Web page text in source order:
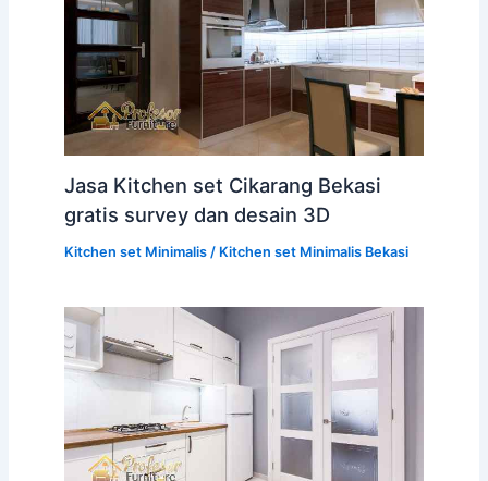
Jasa Kitchen set Cikarang Bekasi
gratis survey dan desain 3D
Kitchen set Minimalis/ Kitchen set Minimalis Bekasi